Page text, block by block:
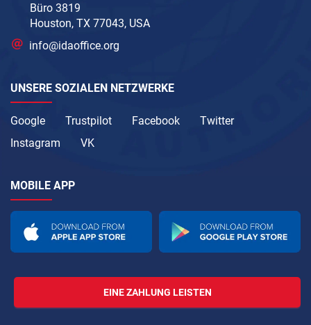
Büro 3819
Houston, TX 77043, USA
info@idaoffice.org
UNSERE SOZIALEN NETZWERKE
Google Trustpilot Facebook
Twitter
Instagram
VK
MOBILE APP
EINE ZAHLUNG LEISTEN